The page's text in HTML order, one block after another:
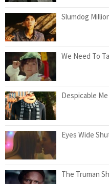
Slumdog
We Need To
Despicable Me
Eyes Wide
The Truman